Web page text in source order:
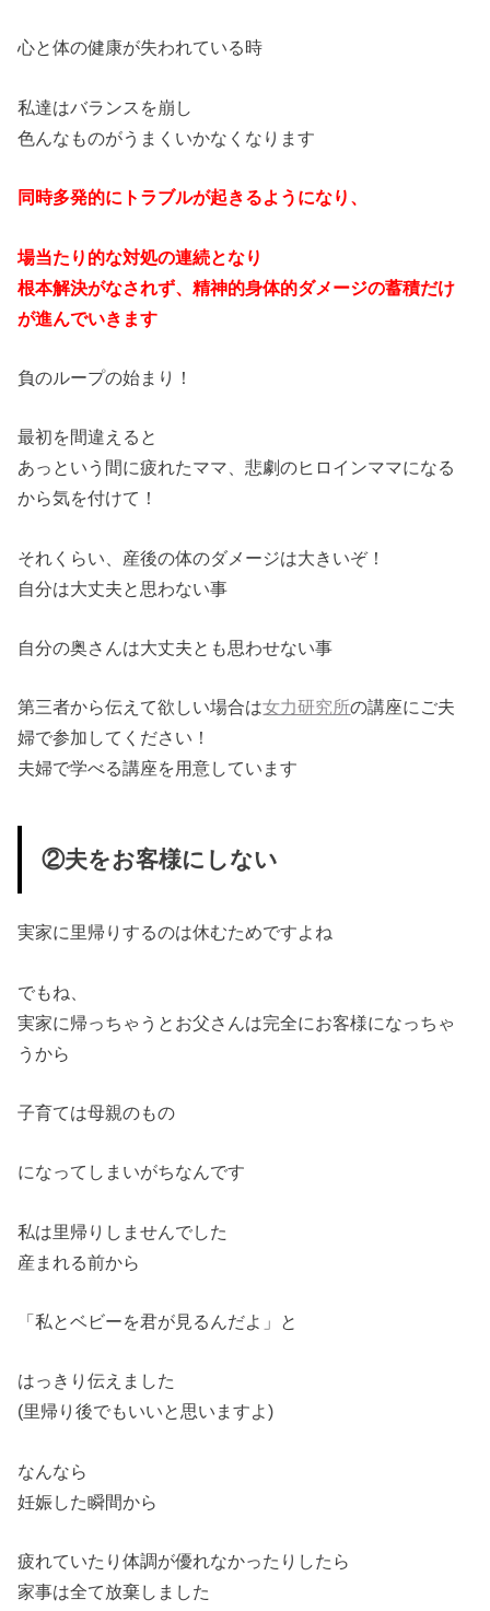
心と体の健康が失われている時
私達はバランスを崩し
色んなものがうまくいかなくなります
同時多発的にトラブルが起きるようになり、
場当たり的な対処の連続となり
根本解決がなされず、精神的身体的ダメージの蓄積だけ
が進んでいきます
負のループの始まり！
最初を間違えると
あっという間に疲れたママ、悲劇のヒロインママになる
から気を付けて！
それくらい、産後の体のダメージは大きいぞ！
自分は大丈夫と思わない事
自分の奥さんは大丈夫とも思わせない事
第三者から伝えて欲しい場合は女力研究所の講座にご夫
婦で参加してください！
夫婦で学べる講座を用意しています
②夫をお客様にしない
実家に里帰りするのは休むためですよね
でもね、
実家に帰っちゃうとお父さんは完全にお客様になっちゃ
うから
子育ては母親のもの
になってしまいがちなんです
私は里帰りしませんでした
産まれる前から
「私とベビーを君が見るんだよ」と
はっきり伝えました
(里帰り後でもいいと思いますよ)
なんなら
妊娠した瞬間から
疲れていたり体調が優れなかったりしたら
家事は全て放棄しました